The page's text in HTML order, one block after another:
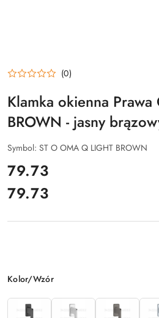
(0)
Klamka okienna
BROWN - jasny
Symbol: ST O OMA Q LIGHT BROWN
cena:
79.73
Cena:
79.73
Wariant
Kolor/Wzór